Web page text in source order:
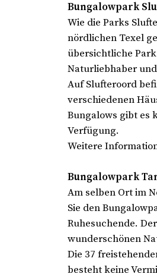
Bungalowpark
Wie die Parks
nördlichen Texel
übersichtliche
Naturliebhaber
Auf Slufteroord
verschiedenen
Bungalows gibt es
Verfügung.
Weitere
Bungalowpark
Am selben Ort im
Sie den
Ruhesuchende.
wunderschönen
Die 37
besteht keine